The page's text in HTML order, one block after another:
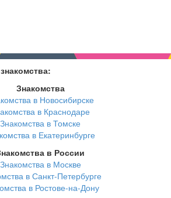
Знакомства
в Новосибирске
в Краснодаре
Знакомства в Томске
в Екатеринбурге
в России
Знакомства в Москве
в Санкт-Петербурге
в Ростове-на-Дону